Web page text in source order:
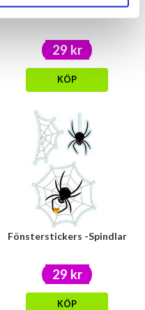
Multifärgspenna Minecraft
29 kr
KÖP
Fönsterstickers -Spindlar
29 kr
KÖP